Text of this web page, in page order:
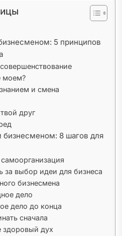
5 принципов
моем?
и смена
друг
бизнесменом: 8 шагов для
за выбор идеи для бизнеса
бизнесмена
дело
дело до конца
сначала
здоровый дух